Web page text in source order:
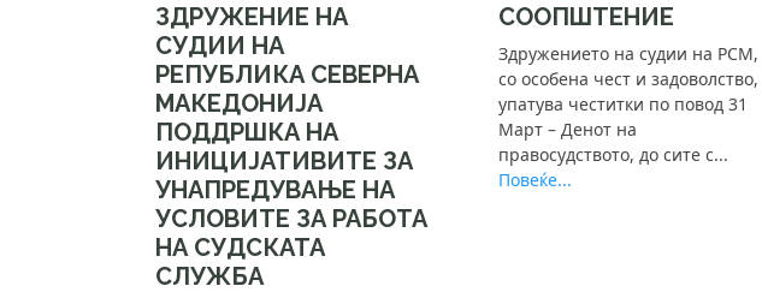
ЗДРУЖЕНИЕ НА
СУДИИ НА
РЕПУБЛИКА СЕВЕРНА
МАКЕДОНИЈА
ПОДДРШКА НА
ИНИЦИЈАТИВИТЕ ЗА
УНАПРЕДУВАЊЕ НА
УСЛОВИТЕ ЗА РАБОТА
НА СУДСКАТА
СЛУЖБА
СООПШТЕНИЕ
Здружението на судии на РСМ,
со особена чест и задоволство,
упатува честитки по повод 31
Март – Денот на
правосудството, до сите с...
Повеќе...